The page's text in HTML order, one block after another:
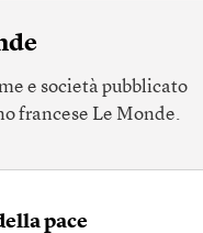
e società pubblicato
francese Le Monde.
pace